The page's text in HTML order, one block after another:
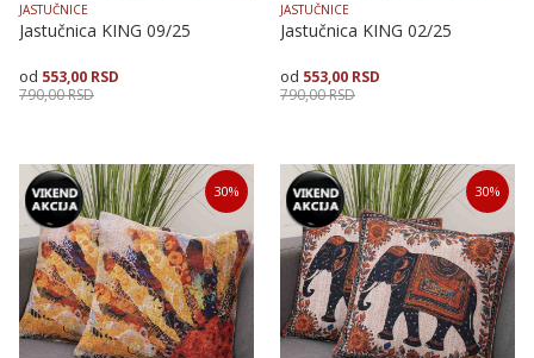
JASTUČNICE
Jastučnica KING 09/25
553,00 RSD
790,00RSD
Veličina
40X40 50X50
Dodaj u korpu
JASTUČNICE
Jastučnica KING 02/25
553,00 RSD
790,00RSD
Veličina
40X40 50X50
Dodaj u korpu
30% 30%